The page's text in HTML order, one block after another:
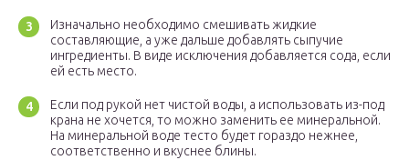
Изначально необходимо смешивать жидкие
составляющие, а уже дальше добавлять сыпучие
ингредиенты. В виде исключения добавляется сода, если
ей есть место.
Если под рукой нет чистой воды, а использовать из-под
крана не хочется, то можно заменить ее минеральной.
На минеральной воде тесто будет гораздо нежнее,
соответственно и вкуснее блины.